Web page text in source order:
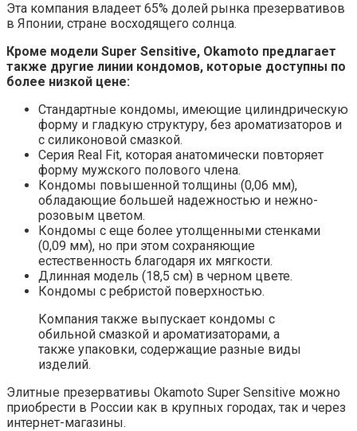
Эта компания владеет 65% долей рынка презервативов
в Японии, стране восходящего солнца.
Кроме модели Super Sensitive, Okamoto предлагает
также другие линии кондомов, которые доступны по
более низкой цене:
Стандартные кондомы, имеющие цилиндрическую
форму и гладкую структуру, без ароматизаторов и
с силиконовой смазкой.
Серия Real Fit, которая анатомически повторяет
форму мужского полового члена.
Кондомы повышенной толщины (0,06 мм),
обладающие большей надежностью и нежно-
розовым цветом.
Кондомы с еще более утолщенными стенками
(0,09 мм), но при этом сохраняющие
естественность благодаря их мягкости.
Длинная модель (18,5 см) в черном цвете.
Кондомы с ребристой поверхностью.
Компания также выпускает кондомы с
обильной смазкой и ароматизаторами, а
также упаковки, содержащие разные виды
изделий.
Элитные презервативы Okamoto Super Sensitive можно
приобрести в России как в крупных городах, так и через
интернет-магазины.